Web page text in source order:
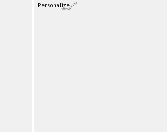
Personalize